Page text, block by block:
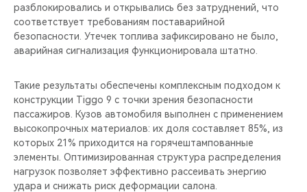
разблокировались и открывались без затруднений, что
соответствует требованиям поставарийной
безопасности. Утечек топлива зафиксировано не было,
аварийная сигнализация функционировала штатно.
Такие результаты обеспечены комплексным подходом к
конструкции Tiggo 9 с точки зрения безопасности
пассажиров. Кузов автомобиля выполнен с применением
высокопрочных материалов: их доля составляет 85%, из
которых 21% приходится на горячештампованные
элементы. Оптимизированная структура распределения
нагрузок позволяет эффективно рассеивать энергию
удара и снижать риск деформации салона.